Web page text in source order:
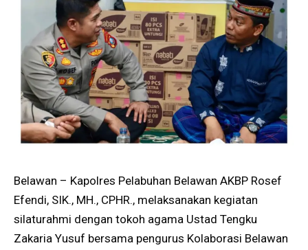
Belawan – Kapolres Pelabuhan Belawan AKBP Rosef
Efendi, SIK., MH., CPHR., melaksanakan kegiatan
silaturahmi dengan tokoh agama Ustad Tengku
Zakaria Yusuf bersama pengurus Kolaborasi Belawan